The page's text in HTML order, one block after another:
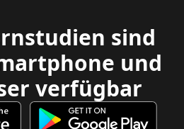
sind
und
verfügbar